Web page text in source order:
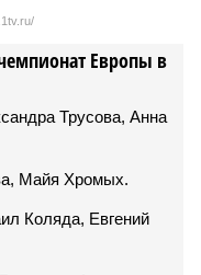
Европы в
Трусова, Анна
Майя Хромых.
Коляда, Евгений